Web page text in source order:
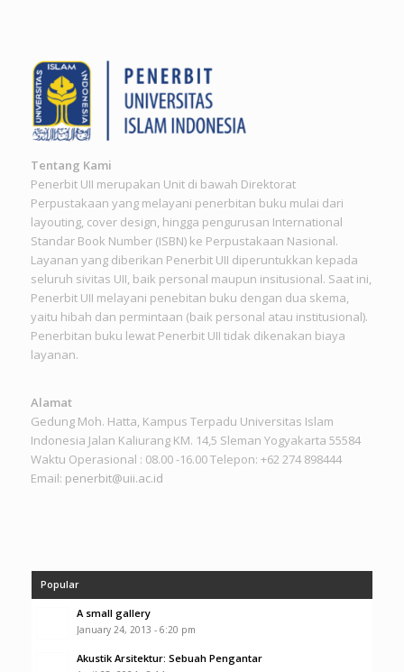
Tentang Kami
Penerbit UII merupakan Unit di bawah Direktorat
Perpustakaan yang melayani penerbitan buku mulai dari
layouting, cover design, hingga pengurusan International
Standar Book Number (ISBN) ke Perpustakaan Nasional.
Layanan yang diberikan Penerbit UII diperuntukkan kepada
seluruh sivitas UII, baik personal maupun insitusional. Saat ini,
Penerbit UII melayani penebitan buku dengan dua skema,
yaitu hibah dan permintaan (baik personal atau institusional).
Penerbitan buku lewat Penerbit UII tidak dikenakan biaya
layanan.
Alamat
Gedung Moh. Hatta, Kampus Terpadu Universitas Islam
Indonesia Jalan Kaliurang KM. 14,5 Sleman Yogyakarta 55584
Waktu Operasional : 08.00 -16.00 Telepon: +62 274 898444
Email: penerbit@uii.ac.id
Popular
A small gallery
January 24, 2013 - 6:20 pm
Akustik Arsitektur: Sebuah Pengantar